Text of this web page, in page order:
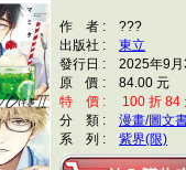
作 者 : ???
出版社 : 東立
發行日 : 2025年9月
原 價 : 84.00 元
特 價 : 100 折 84
分 類 : 漫畫/圖文
系 列 : 紫界(限)